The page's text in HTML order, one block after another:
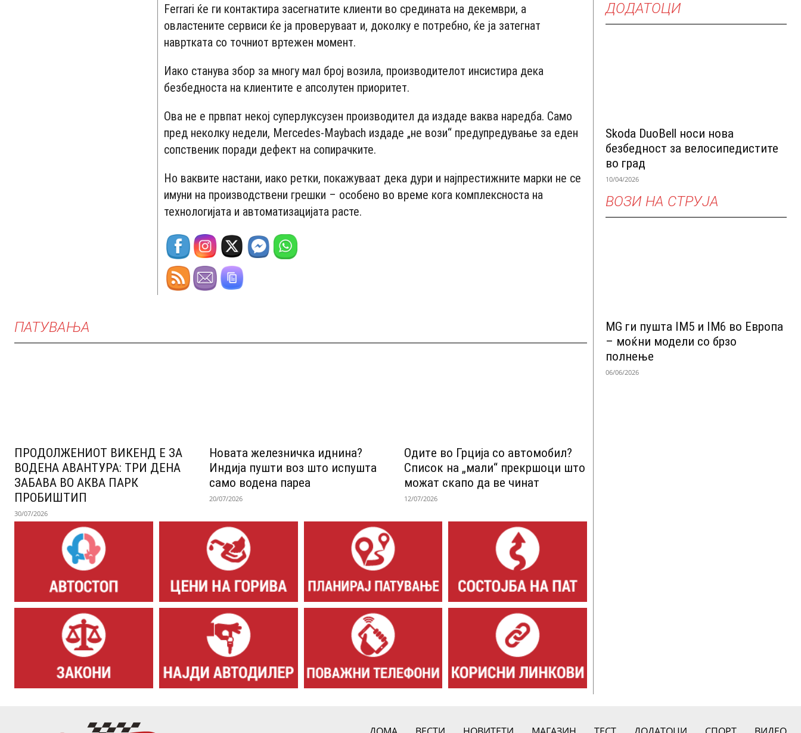
Ferrari ќе ги контактира засегнатите клиенти во средината на декември, а
овластените сервиси ќе ја проверуваат и, доколку е потребно, ќе ја затегнат
навртката со точниот вртежен момент.
Иако станува збор за многу мал број возила, производителот инсистира дека
безбедноста на клиентите е апсолутен приоритет.
Ова не е првпат некој суперлуксузен производител да издаде ваква наредба. Само
пред неколку недели, Mercedes-Maybach издаде „не вози“ предупредување за еден
сопственик поради дефект на сопирачките.
Но ваквите настани, иако ретки, покажуваат дека дури и најпрестижните марки не се
имуни на производствени грешки – особено во време кога комплексноста на
технологијата и автоматизацијата расте.
ПАТУВАЊА
ПРОДОЛЖЕНИОТ ВИКЕНД Е ЗА
ВОДЕНА АВАНТУРА: ТРИ ДЕНА
ЗАБАВА ВО АКВА ПАРК
ПРОБИШТИП
30/07/2026
Новата железничка иднина?
Индија пушти воз што испушта
само водена пареа
20/07/2026
Одитe во Грција со автомобил?
Список на „мали“ прекршоци што
можат скапо да ве чинат
12/07/2026
ДОДАТОЦИ
Skoda DuoBell носи нова
безбедност за велосипедистите
во град
10/04/2026
ВОЗИ НА СТРУЈА
MG ги пушта IM5 и IM6 во Европа
– моќни модели со брзо
полнење
06/06/2026